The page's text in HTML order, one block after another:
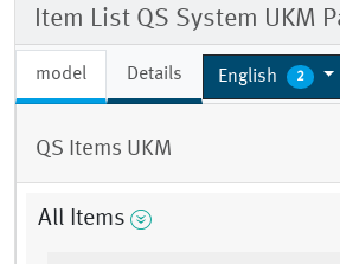
Item List QS System UKM
model Details English 2
QS Items UKM
All Items